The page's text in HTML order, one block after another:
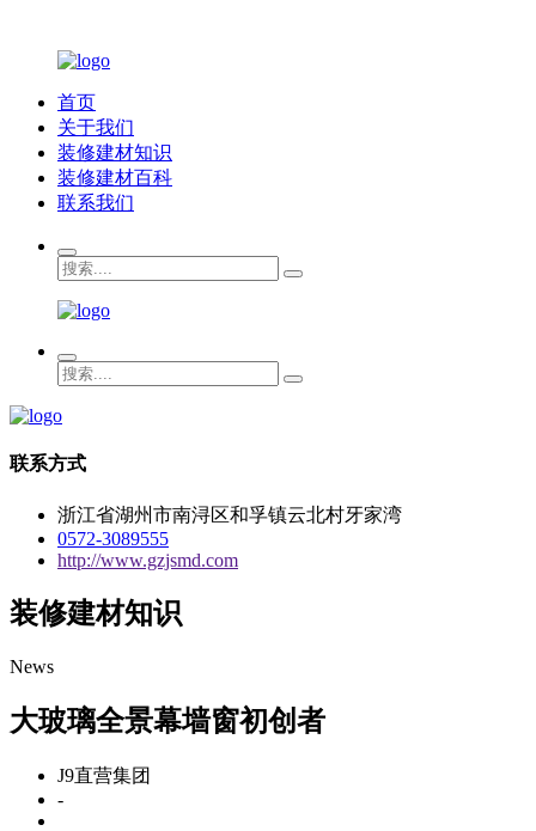
首页
关于我们
装修建材知识
装修建材百科
联系我们
联系方式
浙江省湖州市南浔区和孚镇云北村牙家湾
0572-3089555
http://www.gzjsmd.com
装修建材知识
News
大玻璃全景幕墙窗初创者
J9直营集团
-